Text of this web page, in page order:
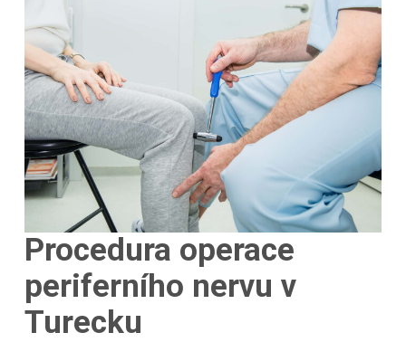
Procedura operace
periferního nervu v
Turecku